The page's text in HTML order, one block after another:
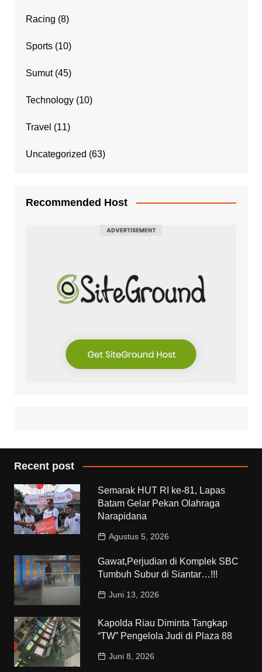
Racing (8)
Sports(10)
Sumut(45)
Technology(10)
Travel (11)
Uncategorized (63)
Recommended Host
Recent post
Semarak HUT RI ke-81, Lapas
Batam Gelar Pekan Olahraga
Narapidana
Agustus 5, 2026
Gawat,Perjudian di Komplek SBC
Tumbuh Subur di Siantar…!!!
Juni 13, 2026
Kapolda Riau Diminta Tangkap
“TW” Pengelola Judi di Plaza 88
Juni 8, 2026